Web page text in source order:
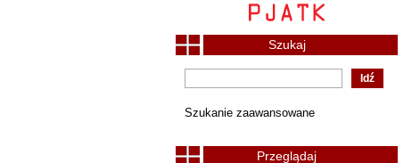
Szukaj
Szukanie zaawansowane
Przeglądaj